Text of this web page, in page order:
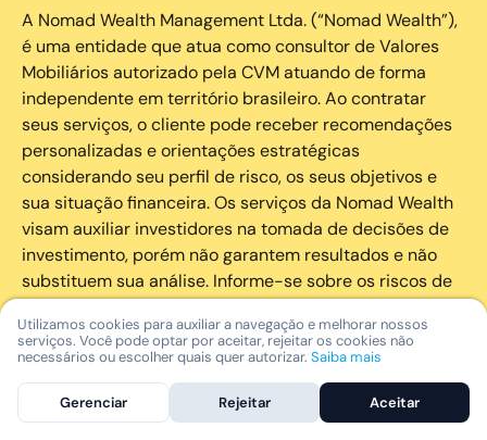
A Nomad Wealth Management Ltda. (“Nomad Wealth”),
é uma entidade que atua como consultor de Valores
Mobiliários autorizado pela CVM atuando de forma
independente em território brasileiro. Ao contratar
seus serviços, o cliente pode receber recomendações
personalizadas e orientações estratégicas
considerando seu perfil de risco, os seus objetivos e
sua situação financeira. Os serviços da Nomad Wealth
visam auxiliar investidores na tomada de decisões de
investimento, porém não garantem resultados e não
substituem sua análise. Informe-se sobre os riscos de
cada investimento e invista com responsabilidade.
As marcas registradas, logotipos e marcas de serviço
que aparecem nos Serviços, incluindo, mas não se
limitando à marca registrada “Nomad” são marcas
Utilizamos cookies para auxiliar a navegação e melhorar nossos
serviços. Você pode optar por aceitar, rejeitar os cookies não
necessários ou escolher quais quer autorizar. Saiba mais
Gerenciar Rejeitar Aceitar